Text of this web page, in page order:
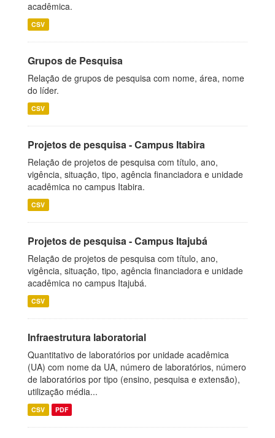
acadêmica.
CSV
Grupos de Pesquisa
Relação de grupos de pesquisa com nome, área, nome
do líder.
CSV
Projetos de pesquisa - Campus Itabira
Relação de projetos de pesquisa com título, ano,
vigência, situação, tipo, agência financiadora e unidade
acadêmica no campus Itabira.
CSV
Projetos de pesquisa - Campus Itajubá
Relação de projetos de pesquisa com título, ano,
vigência, situação, tipo, agência financiadora e unidade
acadêmica no campus Itajubá.
CSV
Infraestrutura laboratorial
Quantitativo de laboratórios por unidade acadêmica
(UA) com nome da UA, número de laboratórios, número
de laboratórios por tipo (ensino, pesquisa e extensão),
utilização média...
CSV PDF